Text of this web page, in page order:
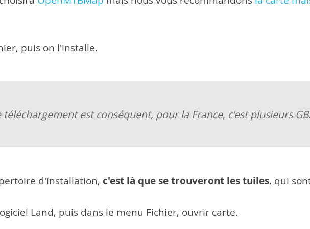
puis on l'installe.
est conséquent, pour la France, c'est plusieurs GB.
d'installation, c'est là que se trouveront les tuiles, qui
Land, puis dans le menu Fichier, ouvrir carte.